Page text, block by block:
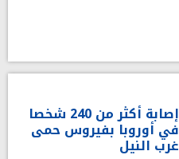
إصابة أكثر من 240 شخصا
في أوروبا بفيروس حمى
غرب النيل